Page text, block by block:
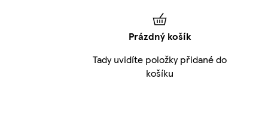
Prázdný košík
Tady uvidíte položky přidané do
košíku